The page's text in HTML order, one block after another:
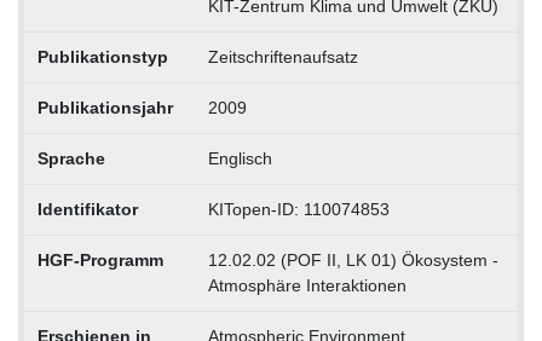
KIT-Zentrum Klima und Umwelt (ZKU)
Publikationstyp Zeitschriftenaufsatz
Publikationsjahr 2009
Sprache Englisch
Identifikator KITopen-ID: 110074853
HGF-Programm
12.02.02 (POF II, LK 01) Ökosystem -
Atmosphäre Interaktionen
Erschienen in Atmospheric Environment